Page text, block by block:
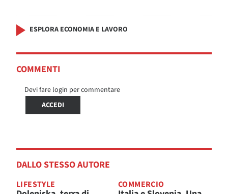
ESPLORA ECONOMIA E LAVORO
COMMENTI
Devi fare login per commentare
ACCEDI
DALLO STESSO AUTORE
LIFESTYLE COMMERCIO